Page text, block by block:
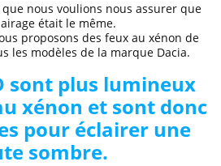
nous voulions nous assurer que
était le même.
proposons des feux au xénon de
les modèles de la marque Dacia.
sont plus lumineux
xénon et sont donc
pour éclairer une
sombre.